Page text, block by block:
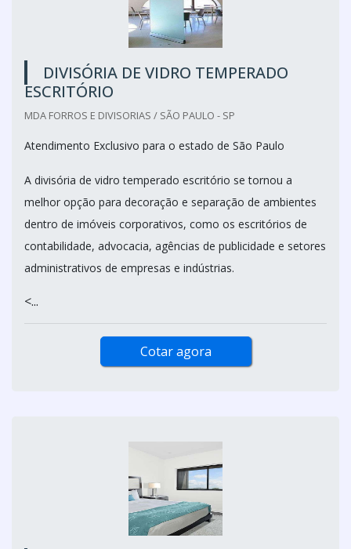
DIVISÓRIA DE VIDRO TEMPERADO
ESCRITÓRIO
MDA FORROS E DIVISORIAS / SÃO PAULO - SP
Atendimento Exclusivo para o estado de São Paulo
A divisória de vidro temperado escritório se tornou a
melhor opção para decoração e separação de ambientes
dentro de imóveis corporativos, como os escritórios de
contabilidade, advocacia, agências de publicidade e setores
administrativos de empresas e indústrias.
<...
Cotar agora